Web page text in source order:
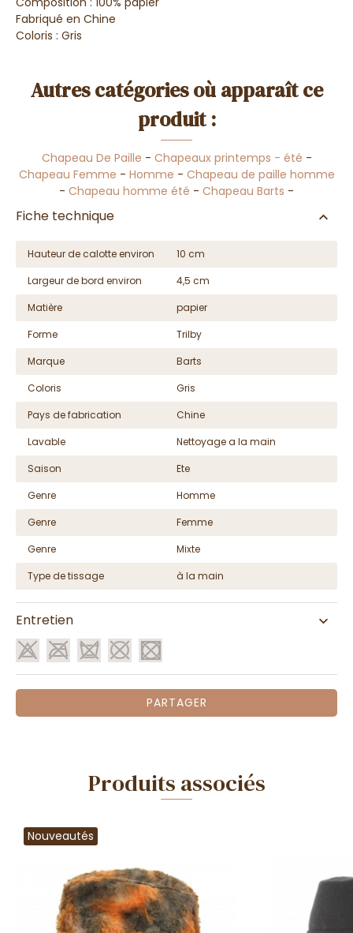
Fabriqué en Chine
Coloris : Gris
Autres catégories où apparaît ce
produit :
Chapeau De Paille - Chapeaux printemps - été -
Chapeau Femme - Homme - Chapeau de paille homme
- Chapeau homme été - Chapeau Barts -
Fiche technique
Hauteur de calotte environ
10 cm
Largeur de bord environ
4,5 cm
Matière
papier
Forme
Trilby
Marque
Barts
Coloris
Gris
Pays de fabrication
Chine
Lavable
Nettoyage a la main
Saison
Ete
Genre
Homme
Genre
Femme
Genre
Mixte
Type de tissage
à la main
Entretien
PARTAGER
Produits associés
Nouveautés